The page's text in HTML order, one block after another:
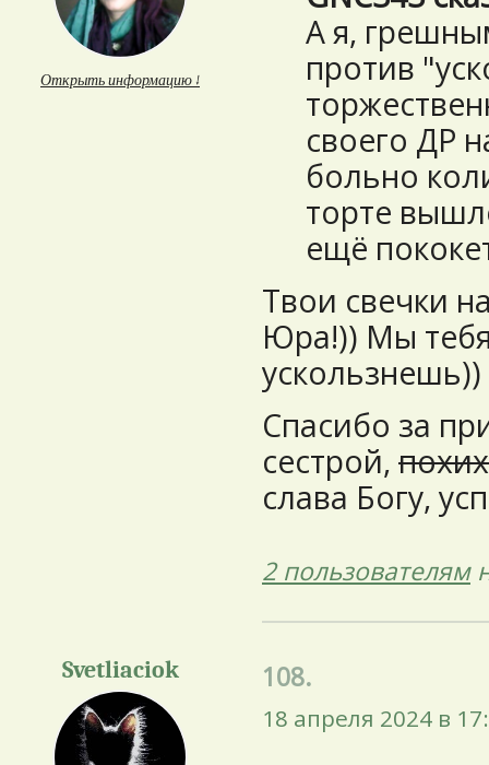
Открыть информацию ↓
А я,
против
своего ДР
больно
торте
ещё
Твои свечки
Юра!)) Мы
ускользнешь))
Спасибо за
сестрой,
слава Богу,
2 пользователям
Svetliaciok 108.
18 апреля 2024 в